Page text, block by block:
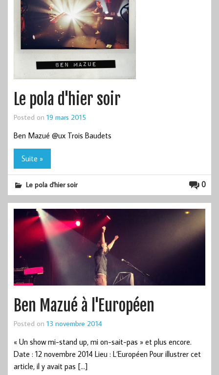
Le pola d'hier soir
Posted on 19 mars 2015
Ben Mazué @ux Trois Baudets
Suite »
0
Le pola d'hier soir
Ben Mazué à l'Européen
Posted on 13 novembre 2014
« Un show mi-stand up, mi on-sait-pas » et plus encore.
Date : 12 novembre 2014 Lieu : L’Européen Pour illustrer cet
article, il y avait pas […]